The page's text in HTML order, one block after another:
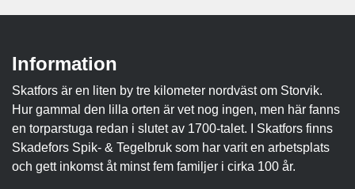
Information
Skatfors är en liten by tre kilometer nordväst om Storvik.
Hur gammal den lilla orten är vet nog ingen, men här fanns
en torparstuga redan i slutet av 1700-talet. I Skatfors finns
Skadefors Spik- & Tegelbruk som har varit en arbetsplats
och gett inkomst åt minst fem familjer i cirka 100 år.